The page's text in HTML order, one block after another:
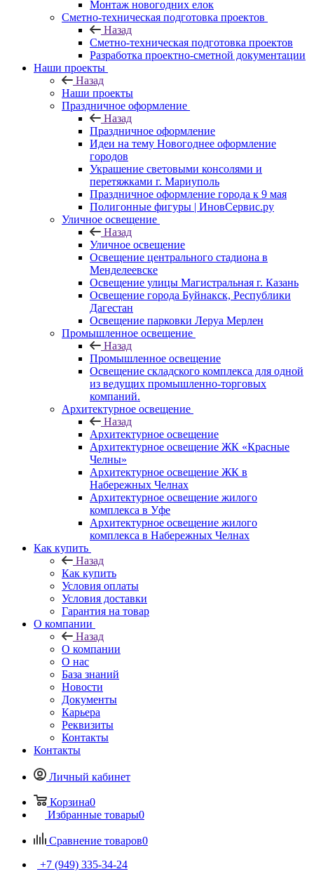
Монтаж новогодних елок
Сметно-техническая подготовка проектов
Назад
Сметно-техническая подготовка проектов
Разработка проектно-сметной документации
Наши проекты
Назад
Наши проекты
Праздничное оформление
Назад
Праздничное оформление
Идеи на тему Новогоднее оформление
городов
Украшение световыми консолями и
перетяжками г. Мариуполь
Праздничное оформление города к 9 мая
Полигонные фигуры | ИновСервис.ру
Уличное освещение
Назад
Уличное освещение
Освещение центрального стадиона в
Менделеевске
Освещение улицы Магистральная г. Казань
Освещение города Буйнакск, Республики
Дагестан
Освещение парковки Леруа Мерлен
Промышленное освещение
Назад
Промышленное освещение
Освещение складского комплекса для одной
из ведущих промышленно-торговых
компаний.
Архитектурное освещение
Назад
Архитектурное освещение
Архитектурное освещение ЖК «Красные
Челны»
Архитектурное освещение ЖК в
Набережных Челнах
Архитектурное освещение жилого
комплекса в Уфе
Архитектурное освещение жилого
комплекса в Набережных Челнах
Как купить
Назад
Как купить
Условия оплаты
Условия доставки
Гарантия на товар
О компании
Назад
О компании
О нас
База знаний
Новости
Документы
Карьера
Реквизиты
Контакты
Контакты
Личный кабинет
Корзина0
Избранные товары0
Сравнение товаров0
+7 (949) 335-34-24